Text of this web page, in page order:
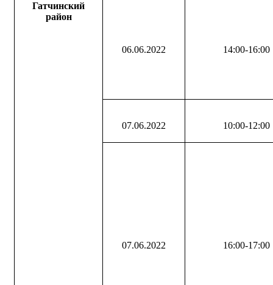
Гатчинский
район
06.06.2022 14:00-16:00
07.06.2022 10:00-12:00
07.06.2022 16:00-17:00